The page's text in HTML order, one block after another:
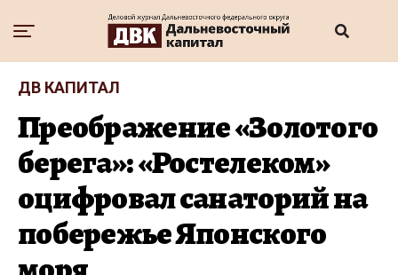
ДВ КАПИТАЛ
Преображение «Золотого
берега»: «Ростелеком»
оцифровал санаторий на
побережье Японского